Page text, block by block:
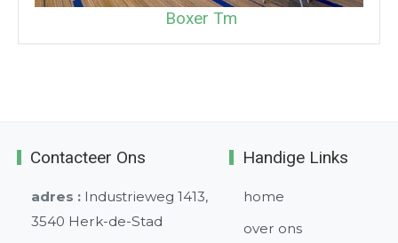
Boxer Tm
Contacteer Ons
adres : Industrieweg 1413,
3540 Herk-de-Stad
Handige Links
home
over ons